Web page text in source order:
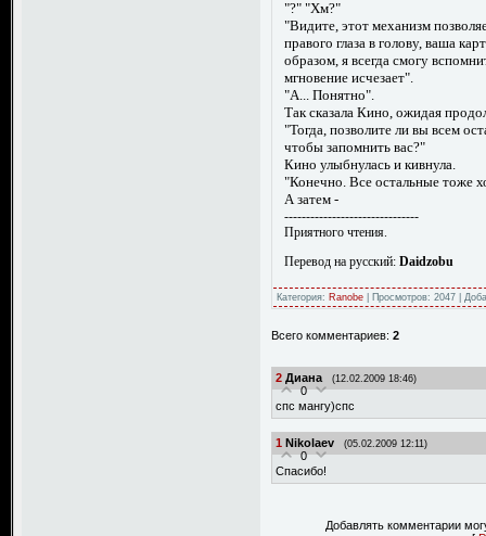
"?" "Хм?"
"Видите, этот механизм
правого глаза в голову, ваша
образом, я всегда смогу
мгновение исчезает".
"А... Понятно".
Так сказала Кино, ожидая
"Тогда, позволите ли вы всем
чтобы запомнить вас?"
Кино улыбнулась и кивнула.
"Конечно. Все остальные тоже
А затем -
-------------------------------
Приятного чтения.
Перевод на русский: Daidzobu
Категория: Ranobe | Просмотров: 2047 |
Всего комментариев: 2
2 Диана (12.02.2009 18:46)
0
спс мангу)спс
1 Nikolaev (05.02.2009 12:11)
0
Спасибо!
Добавлять комментарии